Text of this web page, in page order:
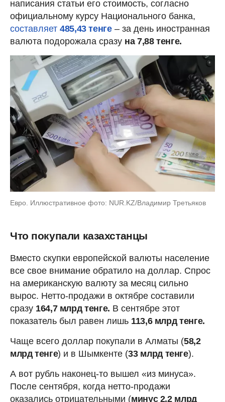
написания статьи его стоимость, согласно
официальному курсу Национального банка,
составляет 485,43 тенге– за день иностранная
валюта подорожала сразу на 7,88 тенге.
Евро. Иллюстративное фото: NUR.KZ/Владимир Третьяков
Что покупали казахстанцы
Вместо скупки европейской валюты население
все свое внимание обратило на доллар. Спрос
на американскую валюту за месяц сильно
вырос. Нетто-продажи в октябре составили
сразу 164,7 млрд тенге. В сентябре этот
показатель был равен лишь 113,6 млрд тенге.
Чаще всего доллар покупали в Алматы (58,2
млрд тенге) и в Шымкенте (33 млрд тенге).
А вот рубль наконец-то вышел «из минуса».
После сентября, когда нетто-продажи
оказались отрицательными (минус 2,2 млрд